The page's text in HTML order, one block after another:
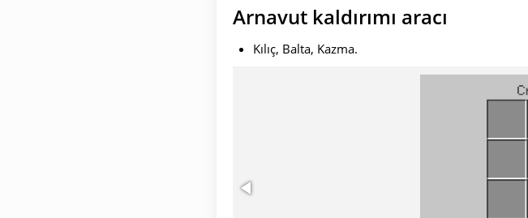
Arnavut kaldırımı aracı
Kılıç, Balta, Kazma.